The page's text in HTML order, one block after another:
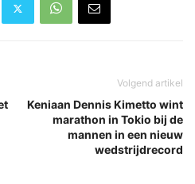
Volgend artikel
Keniaan Dennis Kimetto wint
marathon in Tokio bij de
mannen in een nieuw
wedstrijdrecord